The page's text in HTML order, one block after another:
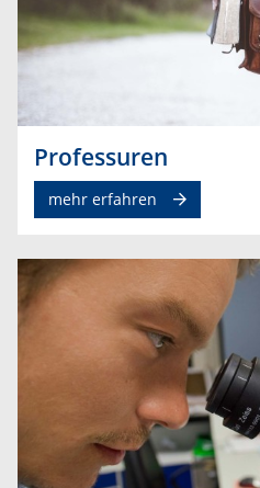
Professuren
mehr erfahren